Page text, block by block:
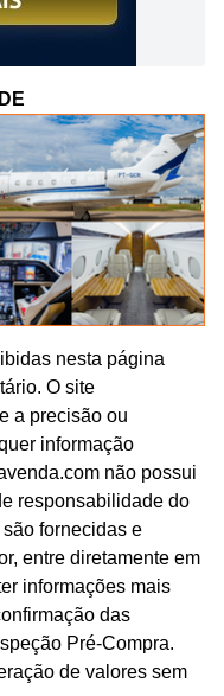
nesta página
O site
a precisão ou
informação
não possui
responsabilidade do
fornecidas e
entre diretamente em
informações mais
das
Pré-Compra.
de valores sem